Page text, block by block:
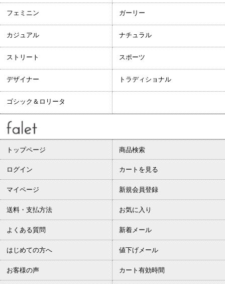
フェミニン ガーリー
カジュアル ナチュラル
ストリート スポーツ
デザイナー トラディショナル
ゴシック＆ロリータ
トップページ 商品検索
ログイン カートを見る
マイページ 新規会員登録
送料・支払方法 お気に入り
よくある質問 新着メール
はじめての方へ 値下げメール
お客様の声 カート有効時間